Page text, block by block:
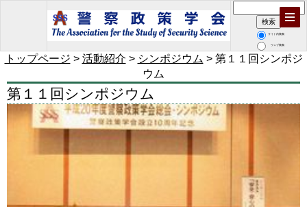
サイト内検索
ウェブ検索
トップページ > 活動紹介 > シンポジウム > 第１１回シンポジ
ウム
第１１回シンポジウム